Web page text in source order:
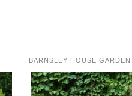
BARNSLEY HOUSE GARDEN